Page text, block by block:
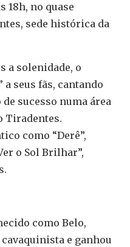
18h, no quase
sede histórica da
a solenidade, o
a seus fãs, cantando
sucesso numa área
Tiradentes.
como “Derê”,
o Sol Brilhar”,
como Belo,
e ganhou